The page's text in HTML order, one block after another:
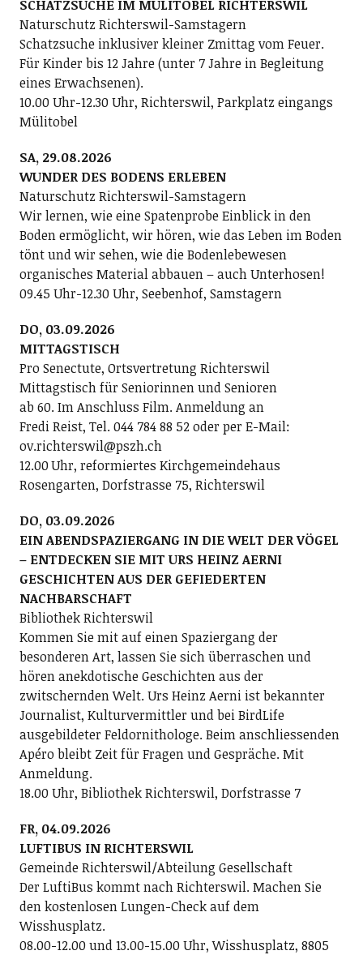
SCHATZSUCHE IM MÜLITOBEL RICHTERSWIL
Naturschutz Richterswil-Samstagern
Schatzsuche inklusiver kleiner Zmittag vom Feuer.
Für Kinder bis 12 Jahre (unter 7 Jahre in Begleitung
eines Erwachsenen).
10.00 Uhr-12.30 Uhr, Richterswil, Parkplatz eingangs
Mülitobel
SA, 29.08.2026
WUNDER DES BODENS ERLEBEN
Naturschutz Richterswil-Samstagern
Wir lernen, wie eine Spatenprobe Einblick in den
Boden ermöglicht, wir hören, wie das Leben im Boden
tönt und wir sehen, wie die Bodenlebewesen
organisches Material abbauen – auch Unterhosen!
09.45 Uhr-12.30 Uhr, Seebenhof, Samstagern
DO, 03.09.2026
MITTAGSTISCH
Pro Senectute, Ortsvertretung Richterswil
Mittagstisch für Seniorinnen und Senioren
ab 60. Im Anschluss Film. Anmeldung an
Fredi Reist, Tel. 044 784 88 52 oder per E-Mail:
ov.richterswil@pszh.ch
12.00 Uhr, reformiertes Kirchgemeindehaus
Rosengarten, Dorfstrasse 75, Richterswil
DO, 03.09.2026
EIN ABENDSPAZIERGANG IN DIE WELT DER VÖGEL
– ENTDECKEN SIE MIT URS HEINZ AERNI
GESCHICHTEN AUS DER GEFIEDERTEN
NACHBARSCHAFT
Bibliothek Richterswil
Kommen Sie mit auf einen Spaziergang der
besonderen Art, lassen Sie sich überraschen und
hören anekdotische Geschichten aus der
zwitschernden Welt. Urs Heinz Aerni ist bekannter
Journalist, Kulturvermittler und bei BirdLife
ausgebildeter Feldornithologe. Beim anschliessenden
Apéro bleibt Zeit für Fragen und Gespräche. Mit
Anmeldung.
18.00 Uhr, Bibliothek Richterswil, Dorfstrasse 7
FR, 04.09.2026
LUFTIBUS IN RICHTERSWIL
Gemeinde Richterswil/Abteilung Gesellschaft
Der LuftiBus kommt nach Richterswil. Machen Sie
den kostenlosen Lungen-Check auf dem
Wisshusplatz.
08.00-12.00 und 13.00-15.00 Uhr, Wisshusplatz, 8805